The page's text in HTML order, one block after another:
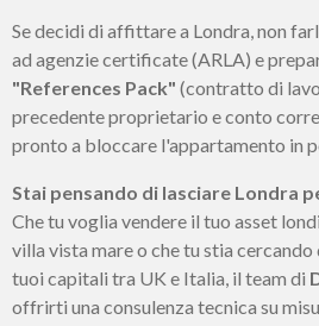
Se decidi di affittare a Londra, non
ad agenzie certificate (ARLA) e
"References Pack" (contratto di
precedente proprietario e conto
pronto a bloccare l'appartamento in
Stai pensando di lasciare Londra
Che tu voglia vendere il tuo asset
villa vista mare o che tu stia
tuoi capitali tra UK e Italia, il team di
offrirti una consulenza tecnica su